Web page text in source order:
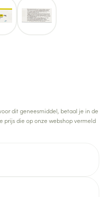
dit geneesmiddel, betaal je in de
prijs die op onze webshop vermeld